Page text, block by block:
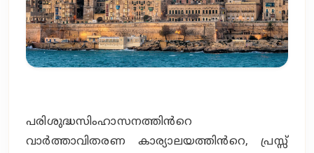
പരിശുദ്ധസിംഹാസനത്തിൻറെ
വാർത്താവിതരണ കാര്യാലയത്തിൻറെ, പ്രസ്സ്